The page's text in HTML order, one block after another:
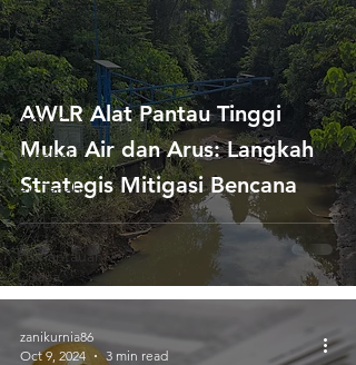
AWLR
ARR
AQMS
WQMS
Instalasi
Air Tanah
AWLR
Pemantauan
Cuaca
AWLR Alat Pantau Tinggi
Muka Air dan Arus: Langkah
Strategis Mitigasi Bencana
zanikurnia86
Oct 9, 2024
3 min read